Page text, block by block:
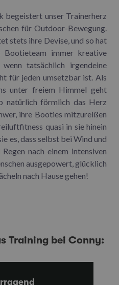
begeistert unser Trainerherz
für Outdoor-Bewegung.
stets ihre Devise, und so hat
immer kreative
tatsächlich irgendeine
für jeden umsetzbar ist. Als
unter freiem Himmel geht
natürlich förmlich das Herz
ihre Booties mitzureißen
quasi in sie hinein
es, dass selbst bei Wind und
nach einem intensiven
ausgepowert, glücklich
nach Hause gehen!
Training bei Conny: